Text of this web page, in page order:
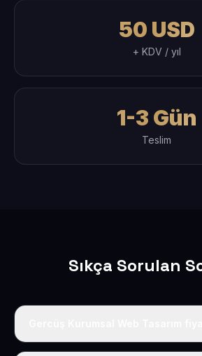
50 USD
+ KDV / yıl
1-3 Gün
Teslim
Sıkça Sorulan
Tek fiyat uygulanır: yıllık 50 USD +